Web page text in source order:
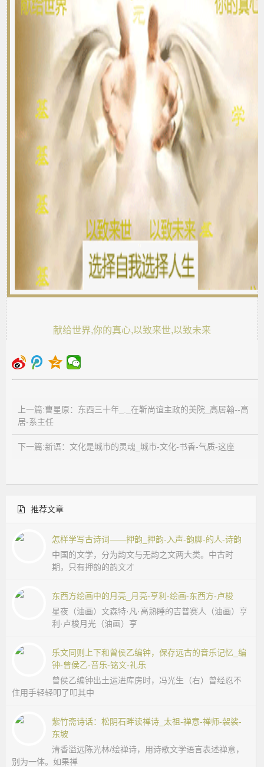
献给世界,你的真心,以致来世,以致未来
上一篇:曹星原：东西三十年_._在靳尚谊主政的美院_高居翰--高
居-系主任
下一篇:新语：文化是城市的灵魂_城市-文化-书香-气质-这座
推荐文章
怎样学写古诗词——押韵_押韵-入声-韵脚-的人-诗韵
中国的文学，分为韵文与无韵之文两大类。中古时
期，只有押韵的韵文才
东西方绘画中的月亮_月亮-亨利-绘画-东西方-卢梭
星夜（油画）文森特·凡·高熟睡的吉普赛人（油画）亨
利·卢梭月光（油画）亨
乐文同则上下和曾侯乙编钟，保存远古的音乐记忆_编
钟-曾侯乙-音乐-铭文-礼乐
曾侯乙编钟出土运进库房时，冯光生（右）曾经忍不
住用手轻轻叩了叩其中
紫竹斋诗话：松阴石畔读禅诗_太祖-禅意-禅师-袈裟-
东坡
清香溢远陈光林/绘禅诗，用诗歌文学语言表述禅意，
别为一体。如果禅